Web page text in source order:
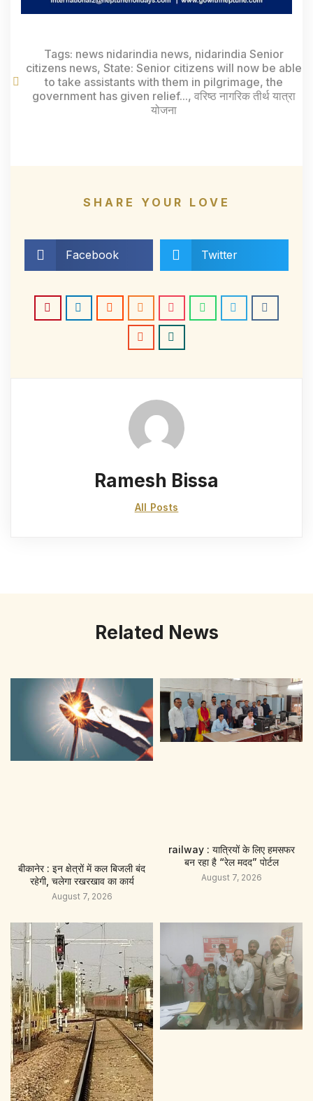
Tags: news nidarindia news, nidarindia Senior
citizens news, State: Senior citizens will now be able
to take assistants with them in pilgrimage,the
government has given relief..., वरिष्ठ नागरिक तीर्थ यात्रा
योजना
SHARE YOUR LOVE
Facebook Twitter
Ramesh Bissa
All Posts
Related News
बीकानेर : इन क्षेत्रों में कल बिजली बंद
रहेगी, चलेगा रखरखाव का कार्य
August 7, 2026
railway : यात्रियों के लिए हमसफर
बन रहा है “रेल मदद” पाेर्टल
August 7, 2026